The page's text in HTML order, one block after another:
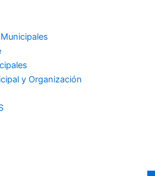
y Organización